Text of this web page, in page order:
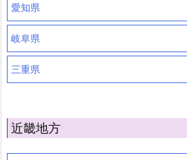
愛知県
岐阜県
三重県
近畿地方